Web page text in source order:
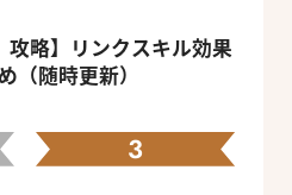
攻略】リンクスキル効果
（随時更新）
3